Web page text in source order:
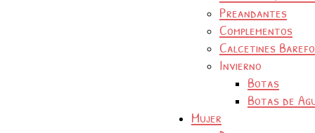
Preandantes
Complementos
Calcetines
Invierno
Botas
Botas de
Mujer